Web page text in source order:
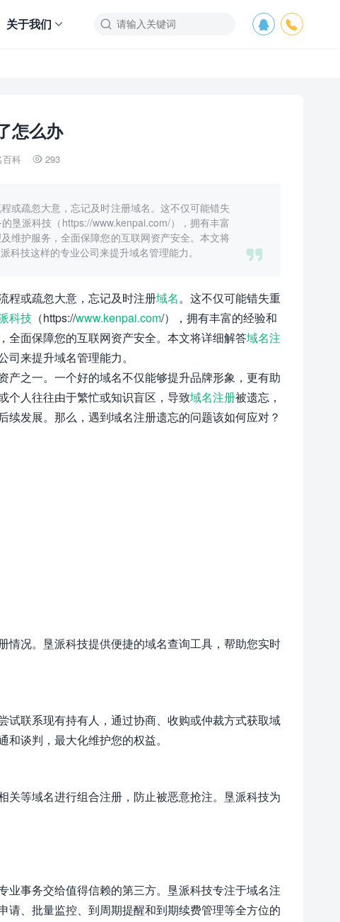
 

关于我们
怎么办
百科  293

或疏忽大意，忘记及时注册域名。这不仅可能错失
垦派科技（https://www.kenpai.com/），拥有丰富
维护服务，全面保障您的互联网资产安全。本文将
科技这样的专业公司来提升域名管理能力。
程或疏忽大意，忘记及时注册域名。这不仅可能错失重
科技 （https://www.kenpai.com/），拥有丰富的经验和
全面保障您的互联网资产安全。本文将详细解答域名注
司来提升域名管理能力。
之一。一个好的域名不仅能够提升品牌形象，更有助
个人往往由于繁忙或知识盲区，导致域名注册被遗忘，
发展。那么，遇到域名注册遗忘的问题该如何应对？
况。垦派科技提供便捷的域名查询工具，帮助您实时
联系现有持有人，通过协商、收购或仲裁方式获取域
谈判，最大化维护您的权益。
等域名进行组合注册，防止被恶意抢注。垦派科技为
事务交给值得信赖的第三方。垦派科技专注于域名注
、批量监控、到周期提醒和到期续费管理等全方位的